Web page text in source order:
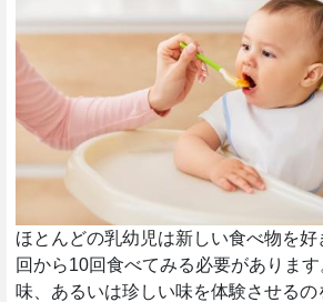
ほとんどの乳幼児は新しい食べ物を
回から10回食べてみる必要がありま
味、あるいは珍しい味を体験させるの